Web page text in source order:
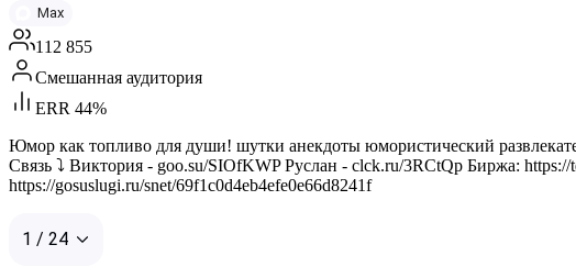
Max
112 855
Смешанная аудитория
ERR 44%
Юмор как топливо для души! шутки анекдоты юмористический
Связь ⤵️ Виктория - goo.su/SIOfKWP Руслан - clck.ru/3RCtQp Биржа:
https://gosuslugi.ru/snet/69f1c0d4eb4efe0e66d8241f
1 / 24